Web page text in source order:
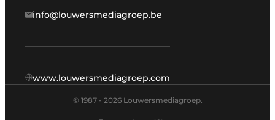
info@louwersmediagroep.be
www.louwersmediagroep.com
© 1987 - 2026 Louwersmediagroep.